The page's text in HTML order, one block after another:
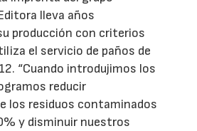
lleva años
producción con criterios
el servicio de paños de
“Cuando introdujimos los
reducir
los residuos contaminados
y disminuir nuestros